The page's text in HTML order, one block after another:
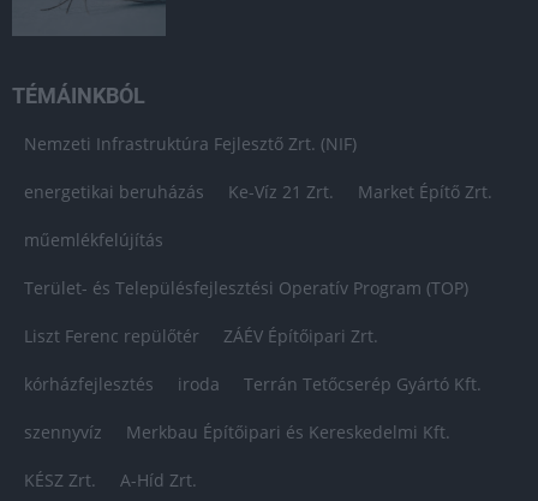
TÉMÁINKBÓL
Nemzeti Infrastruktúra Fejlesztő Zrt. (NIF)
energetikai beruházás Ke-Víz 21 Zrt. Market Építő Zrt.
műemlékfelújítás
Terület- és Településfejlesztési Operatív Program (TOP)
Liszt Ferenc repülőtér ZÁÉV Építőipari Zrt.
kórházfejlesztés iroda Terrán Tetőcserép Gyártó Kft.
szennyvíz Merkbau Építőipari és Kereskedelmi Kft.
KÉSZ Zrt. A-Híd Zrt.